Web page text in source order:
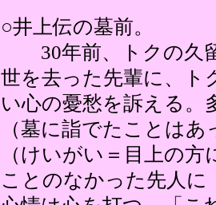
○井上伝の墓前。
30年前、トクの久
世を去った先輩に、
い心の憂愁を訴える。
（墓に詣でたことは
（けいがい＝目上の
ことのなかった先人